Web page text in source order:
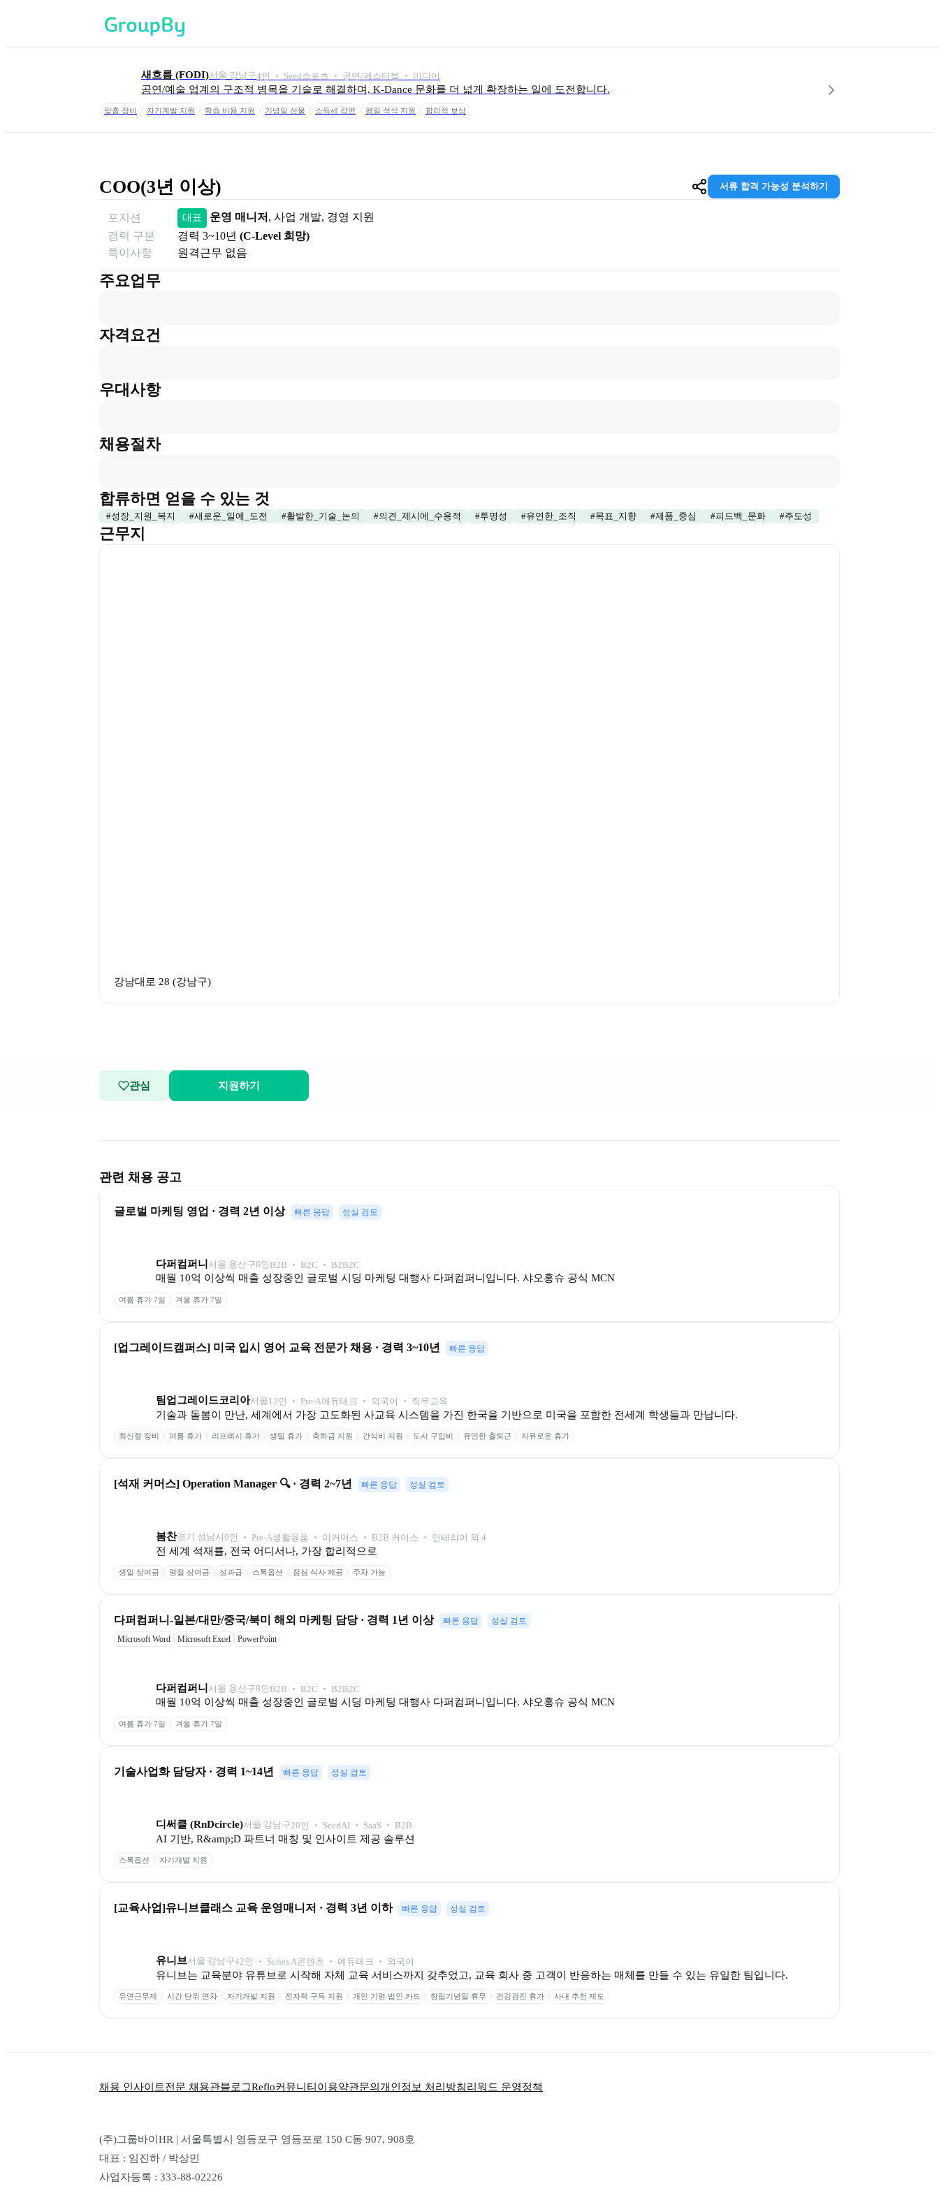
새흐름 (FODI)서울 강남구4인 ‧ Seed스포츠 ‧ 공연/페스티벌 ‧ 미디어
공연/예술 업계의 구조적 병목을 기술로 해결하며, K-Dance 문화를 더 넓게 확장하는 일에 도전합니다.
맞춤 장비 자기계발 지원 학습 비용 지원 기념일 선물 소득세 감면 평일 석식 지원 합리적 보상
COO(3년 이상) 서류 합격 가능성 분석하기
포지션 대표 운영 매니저 , 사업 개발, 경영 지원
경력 구분
경력 3~10년 (C-Level 희망)
특이사항
원격근무 없음
주요업무
자격요건
우대사항
채용절차
합류하면 얻을 수 있는 것
#성장_지원_복지 #새로운_일에_도전 #활발한_기술_논의 #의견_제시에_수용적 #투명성 #유연한_조직 #목표_지향 #제품_중심 #피드백_문화 #주도성
근무지
강남대로 28 (강남구)
관심 지원하기
관련 채용 공고
글로벌 마케팅 영업 · 경력 2년 이상 빠른 응답 성실 검토
다퍼컴퍼니 서울 용산구8인 B2B ‧ B2C ‧ B2B2C
매월 10억 이상씩 매출 성장중인 글로벌 시딩 마케팅 대행사 다퍼컴퍼니입니다. 샤오홍슈 공식 MCN
여름 휴가 7일 겨울 휴가 7일
[업그레이드캠퍼스] 미국 입시 영어 교육 전문가 채용 · 경력 3~10년 빠른 응답
팀업그레이드코리아서울12인 ‧ Pre-A에듀테크 ‧ 외국어 ‧ 직무교육
기술과 돌봄이 만난, 세계에서 가장 고도화된 사교육 시스템을 가진 한국을 기반으로 미국을 포함한 전세계 학생들과 만납니다.
최신형 장비 여름 휴가 리프레시 휴가 생일 휴가 축하금 지원 간식비 지원 도서 구입비 유연한 출퇴근 자유로운 휴가
[석재 커머스] Operation Manager 🔍 · 경력 2~7년 빠른 응답 성실 검토
봄찬경기 성남시 9인 ‧ Pre-A생활용품 ‧ 이커머스 ‧ B2B 커머스 ‧ 인테리어 외 4
전 세계 석재를, 전국 어디서나, 가장 합리적으로
생일 상여금 명절 상여금 성과급 스톡옵션 점심 식사 제공 주차 가능
다퍼컴퍼니-일본/대만/중국/북미 해외 마케팅 담당 · 경력 1년 이상 빠른 응답
성실 검토
Microsoft Word
Microsoft Excel PowerPoint
다퍼컴퍼니 서울 용산구8인 B2B ‧ B2C ‧ B2B2C
매월 10억 이상씩 매출 성장중인 글로벌 시딩 마케팅 대행사 다퍼컴퍼니입니다. 샤오홍슈 공식 MCN
여름 휴가 7일 겨울 휴가 7일
기술사업화 담당자 · 경력 1~14년 빠른 응답 성실 검토
디써클 (RnDcircle)서울 강남구20인 ‧ SeedAI ‧ SaaS ‧ B2B
AI 기반, R&amp;D 파트너 매칭 및 인사이트 제공 솔루션
스톡옵션 자기개발 지원
[교육사업]유니브클래스 교육 운영매니저 · 경력 3년 이하 빠른 응답 성실 검토
유니브서울 강남구42인 ‧ Series A콘텐츠 ‧ 에듀테크 ‧ 외국어
유니브는 교육분야 유튜브로 시작해 자체 교육 서비스까지 갖추었고, 교육 회사 중 고객이 반응하는 매체를 만들 수 있는 유일한 팀입니다.
유연근무제 시간 단위 연차 자기개발 지원 전자책 구독 지원 개인 기명 법인 카드 창립기념일 휴무 건강검진 휴가 사내 추천 제도
채용 인사이트전문 채용관블로그Reflo커뮤니티 이용약관문의 개인정보 처리방침리워드 운영정책
(주)그룹바이HR | 서울특별시 영등포구 영등포로 150 C동 907, 908호
대표 : 임진하 / 박상민
사업자등록 : 333-88-02226